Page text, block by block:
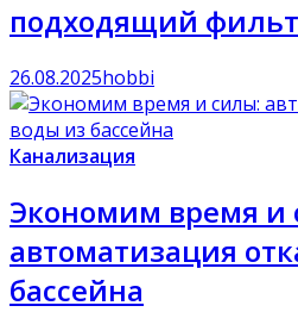
подходящий
26.08.2025hobbi
Канализация
Экономим время и
автоматизация
бассейна